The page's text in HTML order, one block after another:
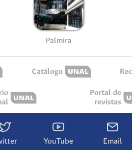
Palmira
Catálogo
Portal de
revistas
YouTube Email